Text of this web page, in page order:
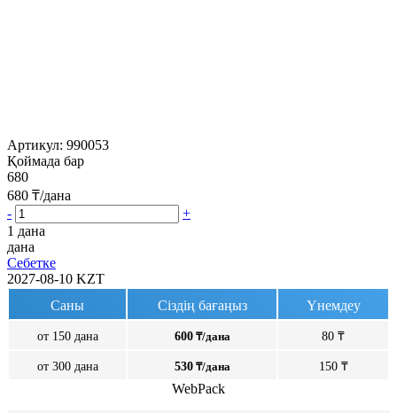
Артикул: 990053
Қоймада бар
680
680 ₸/дана
-
+
1 дана
дана
Себетке
2027-08-10 KZT
Саны
Сіздің бағаңыз Үнемдеу
от 150 дана 600₸/дана 80 ₸
от 300 дана 530₸/дана 150 ₸
WebPack